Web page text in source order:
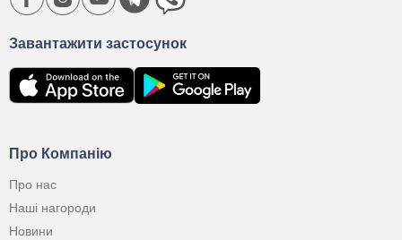
Про Компанію
Про нас
Наші нагороди
Новини
Завантажити застосунок